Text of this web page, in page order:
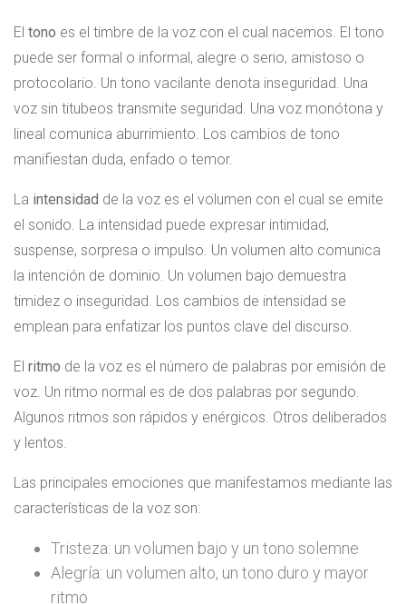
El tono es el timbre de la voz con el cual nacemos. El tono
puede ser formal o informal, alegre o serio, amistoso o
protocolario. Un tono vacilante denota inseguridad. Una
voz sin titubeos transmite seguridad. Una voz monótona y
lineal comunica aburrimiento. Los cambios de tono
manifiestan duda, enfado o temor.
La intensidad de la voz es el volumen con el cual se emite
el sonido. La intensidad puede expresar intimidad,
suspense, sorpresa o impulso. Un volumen alto comunica
la intención de dominio. Un volumen bajo demuestra
timidez o inseguridad. Los cambios de intensidad se
emplean para enfatizar los puntos clave del discurso.
El ritmo de la voz es el número de palabras por emisión de
voz. Un ritmo normal es de dos palabras por segundo.
Algunos ritmos son rápidos y enérgicos. Otros deliberados
y lentos.
Las principales emociones que manifestamos mediante las
características de la voz son:
Tristeza: un volumen bajo y un tono solemne
Alegría: un volumen alto, un tono duro y mayor
ritmo